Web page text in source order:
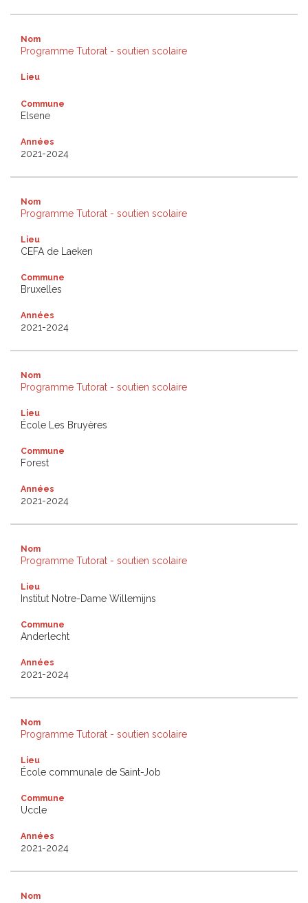
Nom
Programme Tutorat - soutien scolaire
Lieu
Commune
Elsene
Années
2021-2024
Nom
Programme Tutorat - soutien scolaire
Lieu
CEFA de Laeken
Commune
Bruxelles
Années
2021-2024
Nom
Programme Tutorat - soutien scolaire
Lieu
École Les Bruyères
Commune
Forest
Années
2021-2024
Nom
Programme Tutorat - soutien scolaire
Lieu
Institut Notre-Dame Willemijns
Commune
Anderlecht
Années
2021-2024
Nom
Programme Tutorat - soutien scolaire
Lieu
École communale de Saint-Job
Commune
Uccle
Années
2021-2024
Nom